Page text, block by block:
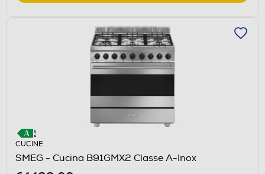
CUCINE
SMEG - Cucina B91GMX2 Classe A-Inox